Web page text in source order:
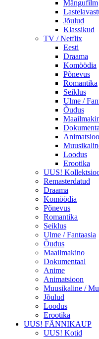
Mängufilm
Jõulud
Klassikud
TV / Netflix
Eesti
Draama
Komöödia
Põnevus
Romantika
Seiklus
Ulme /
Õudus
Loodus
Erootika
UUS!
Remasterdatud
Draama
Komöödia
Põnevus
Romantika
Seiklus
Ulme / Fantaasia
Õudus
Maailmakino
Dokumentaal
Anime
Animatsioon
Muusikaline /
Jõulud
Loodus
Erootika
UUS! FÄNNIKAUP
UUS! Kotid